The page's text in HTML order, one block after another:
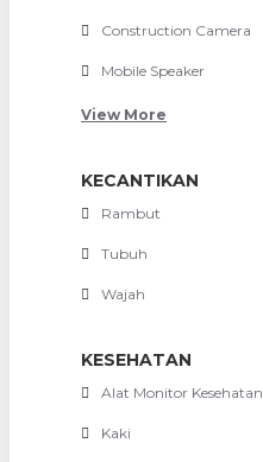
Construction Camera
Mobile Speaker
View More
KECANTIKAN
Rambut
Tubuh
Wajah
KESEHATAN
Alat Monitor Kesehatan
Kaki